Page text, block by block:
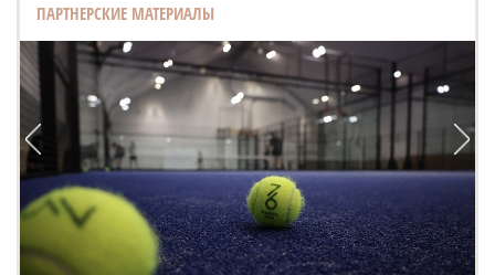
ПАРТНЕРСКИЕ МАТЕРИАЛЫ